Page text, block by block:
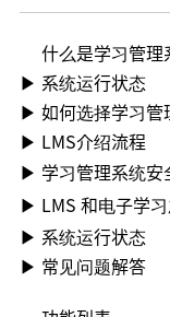
什么是学习管理
▶ 系统运行状态
▶ 如何选择学习管
▶ LMS介绍流程
▶ 学习管理系统安
▶ LMS 和电子学
▶ 系统运行状态
▶ 常见问题解答